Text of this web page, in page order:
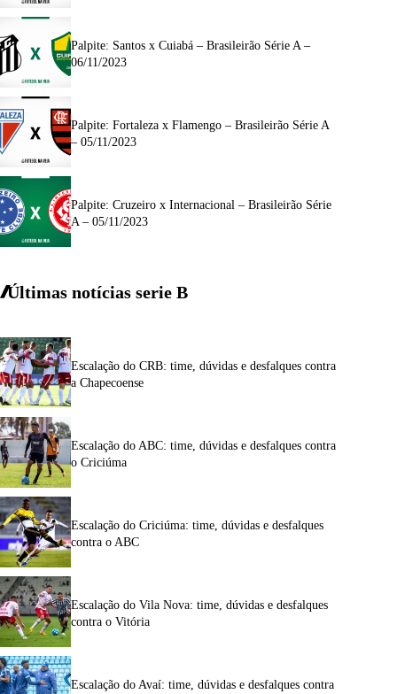
Palpite: Santos x Cuiabá – Brasileirão Série A –
06/11/2023
Palpite: Fortaleza x Flamengo – Brasileirão Série A
– 05/11/2023
Palpite: Cruzeiro x Internacional – Brasileirão Série
A – 05/11/2023
Últimas notícias serie B
Escalação do CRB: time, dúvidas e desfalques contra
a Chapecoense
Escalação do ABC: time, dúvidas e desfalques contra
o Criciúma
Escalação do Criciúma: time, dúvidas e desfalques
contra o ABC
Escalação do Vila Nova: time, dúvidas e desfalques
contra o Vitória
Escalação do Avaí: time, dúvidas e desfalques contra